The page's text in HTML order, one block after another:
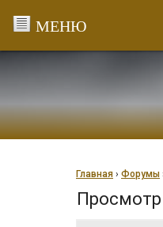
Главная › Форумы
Просмотр